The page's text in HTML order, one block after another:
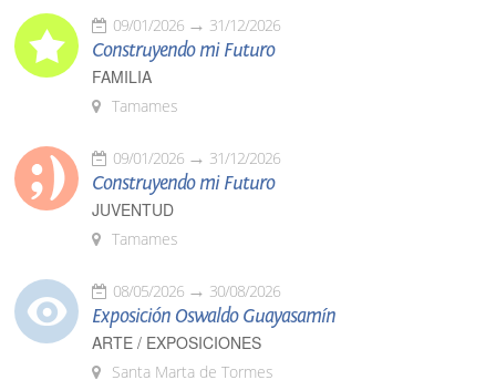
09/01/2026 31/12/2026
Construyendo mi Futuro
FAMILIA
Tamames
09/01/2026 31/12/2026
Construyendo mi Futuro
JUVENTUD
Tamames
08/05/2026 30/08/2026
Exposición Oswaldo Guayasamín
ARTE / EXPOSICIONES
Santa Marta de Tormes